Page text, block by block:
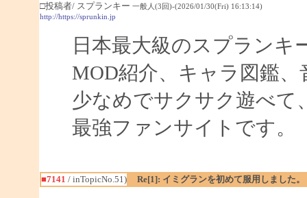
□投稿者/ スプランキー 一般人(3回)-(2026/01/30(Fri) 16:13:14)
http://https://sprunkin.jp
日本最大級のスプランキ
MOD紹介、キャラ図鑑
少なめでサクサク遊べて
最強ファンサイトです。
■7141 / inTopicNo.51) Re[1]: イミグランを初めて服用しました。